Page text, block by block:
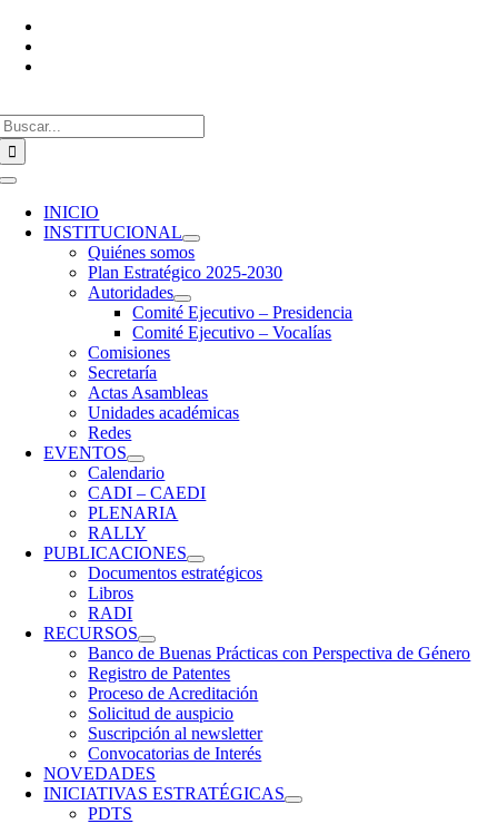
Toggle
Navigation
INICIO
INSTITUCIONAL
Quiénes somos
Plan Estratégico 2025-2030
Autoridades
Comité Ejecutivo – Presidencia
Comité Ejecutivo – Vocalías
Comisiones
Secretaría
Actas Asambleas
Unidades académicas
Redes
EVENTOS
Calendario
CADI – CAEDI
PLENARIA
RALLY
PUBLICACIONES
Documentos estratégicos
Libros
RADI
RECURSOS
Banco de Buenas Prácticas con Perspectiva de Género
Registro de Patentes
Proceso de Acreditación
Solicitud de auspicio
Suscripción al newsletter
Convocatorias de Interés
NOVEDADES
INICIATIVAS ESTRATÉGICAS
PDTS